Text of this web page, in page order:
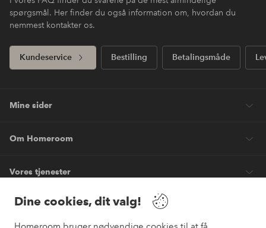
Dine cookies, dit valg!
spørgsmål. Her finder du også information om, hvordan du
nemmest kontakter os.
Kundeservice Bestilling Betalingsmåde
Mine sider
Om Homeroom
Vores tjenester
Vilkår